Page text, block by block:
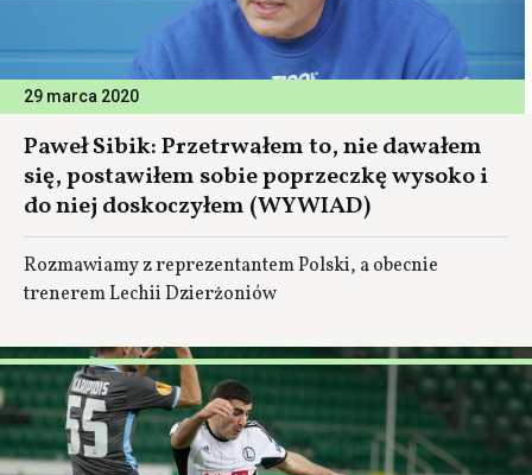
29 marca 2020
Paweł Sibik: Przetrwałem to, nie dawałem
się, postawiłem sobie poprzeczkę wysoko i
do niej doskoczyłem (WYWIAD)
Rozmawiamy z reprezentantem Polski, a obecnie
trenerem Lechii Dzierżoniów